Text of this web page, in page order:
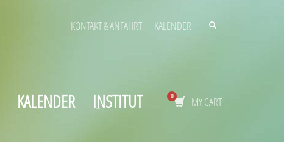
KONTAKT & ANFAHRT KALENDER
KALENDER INSTITUT MY CART